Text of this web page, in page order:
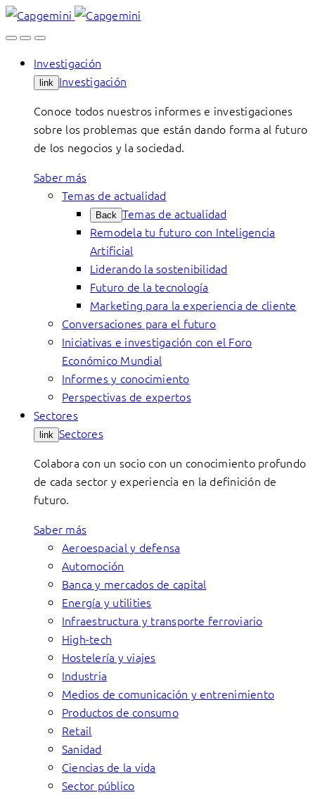
Skip
to
Investigación
link Investigación
Conoce todos nuestros informes e investigaciones
sobre los problemas que están dando forma al futuro
de los negocios y la sociedad.
Saber más
Temas de actualidad
Back Temas de actualidad
Remodela tu futuro con Inteligencia
Artificial
Liderando la sostenibilidad
Futuro de la tecnología
Marketing para la experiencia de cliente
Conversaciones para el futuro
Iniciativas e investigación con el Foro
Económico Mundial
Informes y conocimiento
Perspectivas de expertos
Sectores
link Sectores
Colabora con un socio con un conocimiento profundo
de cada sector y experiencia en la definición de
futuro.
Saber más
Aeroespacial y defensa
Automoción
Banca y mercados de capital
Energía y utilities
Infraestructura y transporte ferroviario
High-tech
Hostelería y viajes
Industria
Medios de comunicación y entrenimiento
Productos de consumo
Retail
Sanidad
Ciencias de la vida
Sector público